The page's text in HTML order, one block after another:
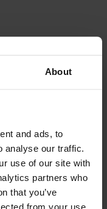
About
and ads, to
analyse our traffic.
use of our site with
partners who
that you’ve
przejściową pogodę? A
lub marynarkę? Sprawdź
printy i kroje to cechy,